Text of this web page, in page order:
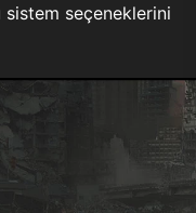
seçeneklerini